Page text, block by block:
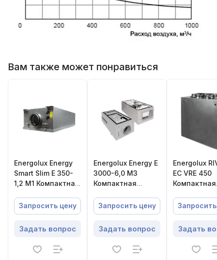
Вам также может понравиться
Energolux Energy
Smart Slim E 350-
1,2 M1 Компактная
установка
Запросить цену
Задать вопрос
Energolux Energy E
3000-6,0 M3
Компактная
установка
Запросить цену
Задать вопрос
Energolux
EC VRE 450
Компактная
вытяжная
установка с
Задать